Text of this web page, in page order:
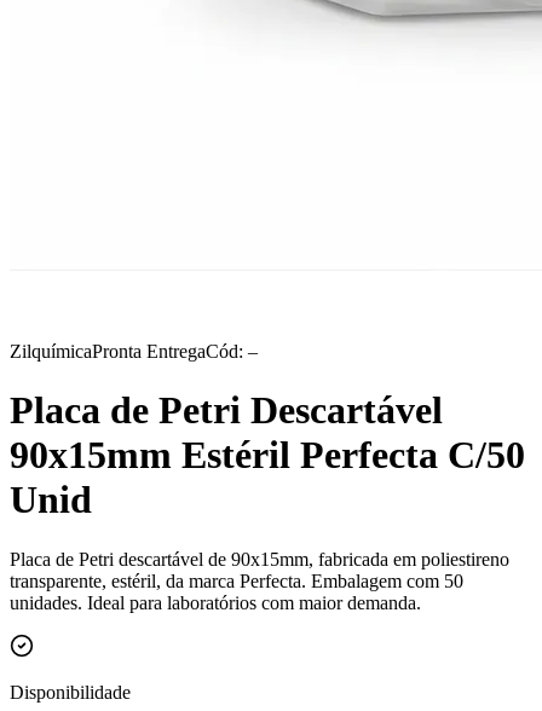
ZilquímicaPronta EntregaCód: –
Placa de Petri Descartável
90x15mm Estéril Perfecta C/50
Unid
Placa de Petri descartável de 90x15mm, fabricada em poliestireno
transparente, estéril, da marca Perfecta. Embalagem com 50
unidades. Ideal para laboratórios com maior demanda.
Disponibilidade